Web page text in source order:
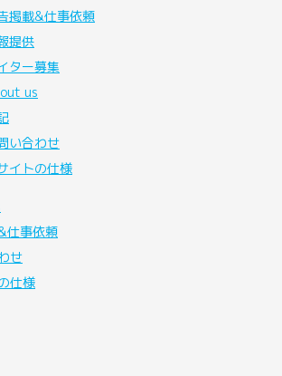
掲載&仕事依頼
提供
ター募集
us
い合わせ
イトの仕様
仕事依頼
せ
仕様